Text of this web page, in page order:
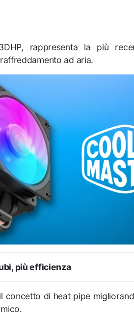
rappresenta la più
ad aria.
più efficienza
concetto di heat pipe